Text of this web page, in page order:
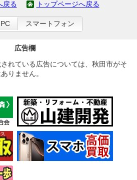
戻る トップページへ戻る
PC スマートフォン
広告欄
れている広告については、秋田市がそ
りません。